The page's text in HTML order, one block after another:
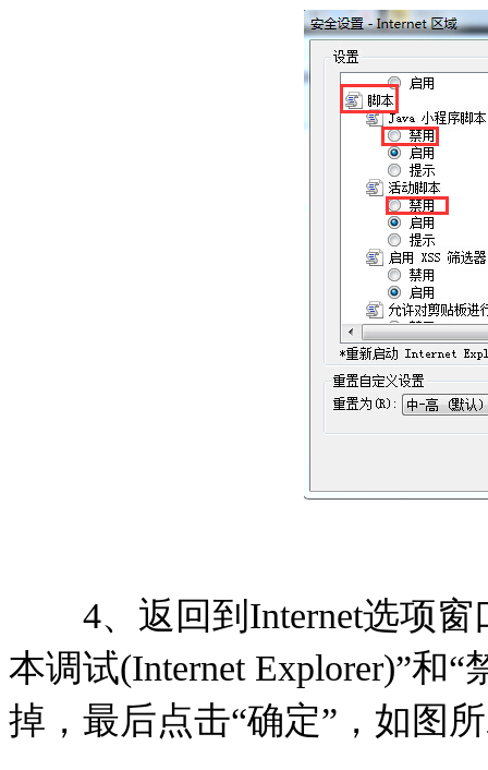
4、返回到Internet选项窗
本调试(Internet Explorer)”和
掉，最后点击“确定”，如图